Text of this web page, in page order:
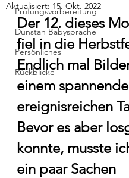
Prüfungsvorbereitung
Dunstan Babysprache
Persönliches
Rückblicke
Aktualisiert: 15. Okt. 2022
Der 12. dieses
fiel in die
Endlich mal
einem
ereignisreichen
Bevor es aber
konnte, musste
ein paar Sachen